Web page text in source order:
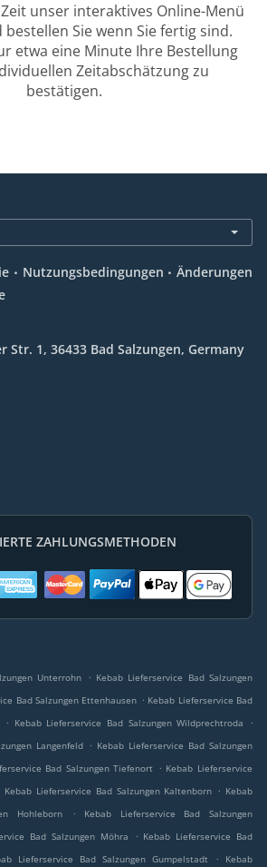
unser interaktives Online-Menü
Sie wenn Sie fertig sind.
etwa eine Minute Ihre Bestellung
Zeitabschätzung zu
bestätigen.
. Nutzungsbedingungen . Änderungen
Str. 1, 36433 Bad Salzungen, Germany
ZAHLUNGSMETHODEN
Unterrohn . Kebab Lieferservice Bad Salzungen
Bad Salzungen Ettenhausen . Kebab Lieferservice Bad
. Kebab Lieferservice Bad Salzungen Wildprechtroda
.
Langenfeld . Kebab Lieferservice Bad Salzungen
Bad Salzungen Tiefenort . Kebab Lieferservice
Kebab Lieferservice Bad Salzungen Kaltenborn . Kebab
Hohleborn
.
Kebab Lieferservice Bad Salzungen
Bad Salzungen Möhra . Kebab Lieferservice Bad
Lieferservice Bad Salzungen Gumpelstadt .
Kebab